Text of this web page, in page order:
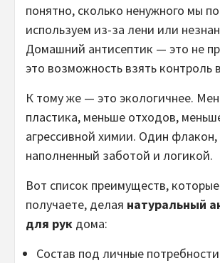
понятно, сколько ненужного мы
используем из-за лени или
Домашний антисептик — это не
это возможность взять контроль
К тому же — это экологичнее.
пластика, меньше отходов,
агрессивной химии. Один флакон,
наполненный заботой и логикой.
Вот список преимуществ,
получаете, делая натуральный
для рук дома:
Состав под личные